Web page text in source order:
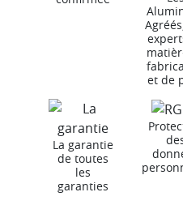
et de
La garantie
de toutes
les
garanties